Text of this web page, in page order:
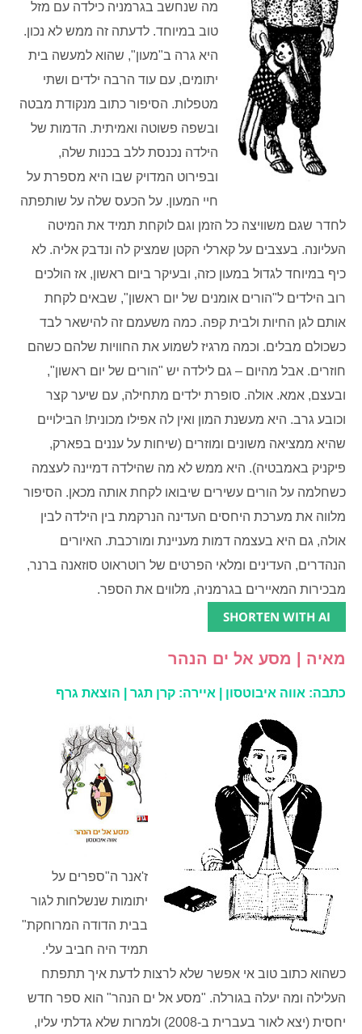
מה שנחשב בגרמניה כילדה עם מזל
טוב במיוחד. לדעתה זה ממש לא נכון.
היא גרה ב"מעון", שהוא למעשה בית
יתומים, עם עוד הרבה ילדים ושתי
מטפלות. הסיפור כתוב מנקודת מבטה
ובשפה פשוטה ואמיתית. הדמות של
הילדה נכנסת ללב בכנות שלה,
ובפירוט המדויק שבו היא מספרת על
חיי המעון. על הכעס שלה על שותפתה
לחדר שגם משוויצה כל הזמן וגם לוקחת תמיד את המיטה
העליונה. בעצבים על קארלי הקטן שמציק לה ונדבק אליה. לא
כיף במיוחד לגדול במעון כזה, ובעיקר ביום ראשון, אז הולכים
רוב הילדים ל"הורים אומנים של יום ראשון", שבאים לקחת
אותם לגן החיות ולבית קפה. כמה משעמם זה להישאר לבד
כשכולם מבלים. וכמה מרגיז לשמוע את החוויות שלהם כשהם
חוזרים. אבל מהיום – גם לילדה יש "הורים של יום ראשון",
ובעצם, אמא. אולה. סופרת ילדים מתחילה, עם שיער קצר
וכובע גרב. היא מעשנת המון ואין לה אפילו מכונית! הבילויים
שהיא ממציאה משונים ומוזרים (שיחות על עננים בפארק,
פיקניק באמבטיה). היא ממש לא מה שהילדה דמיינה לעצמה
כשחלמה על הורים עשירים שיבואו לקחת אותה מכאן. הסיפור
מלווה את מערכת היחסים העדינה הנרקמת בין הילדה לבין
אולה, גם היא בעצמה דמות מעניינת ומורכבת. האיורים
הנהדרים, העדינים ומלאי הפרטים של רוטראוט סוזאנה ברנר,
מבכירות המאיירים בגרמניה, מלווים את הספר.
SHORTEN WITH AI
מאיה | מסע אל ים הנהר
כתבה: אווה איבוטסון | איירה: קרן תגר | הוצאת גרף
ז'אנר ה"ספרים על
יתומות שנשלחות לגור
בבית הדודה המרוחקת"
תמיד היה חביב עלי.
כשהוא כתוב טוב אי אפשר שלא לרצות לדעת איך תתפתח
העלילה ומה יעלה בגורלה. "מסע אל ים הנהר" הוא ספר חדש
יחסית (יצא לאור בעברית ב-2008) ולמרות שלא גדלתי עליו,